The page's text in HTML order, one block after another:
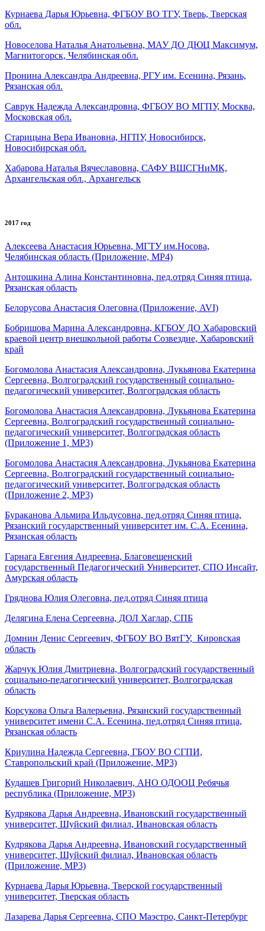
Курнаева Дарья Юрьевна, ФГБОУ ВО ТГУ, Тверь, Тверская
обл.
Новоселова Наталья Анатольевна, МАУ ДО ДЮЦ Максимум,
Магнитогорск, Челябинская обл.
Пронина Александра Андреевна, РГУ им. Есенина, Рязань,
Рязанская обл.
Саврук Надежда Александровна, ФГБОУ ВО МГПУ, Москва,
Московская обл.
Старицына Вера Ивановна, НГПУ, Новосибирск,
Новосибирская обл.
Хабарова Наталья Вячеславовна, САФУ ВШСГНиМК,
Архангельская обл., Архангельск
2017 год
Алексеева Анастасия Юрьевна, МГТУ им.Носова,
Челябинская область (Приложение, MP4)
Антошкина Алина Константиновна, пед.отряд Синяя птица,
Рязанская область
Белорусова Анастасия Олеговна (Приложение, AVI)
Бобришова Марина Александровна, КГБОУ ДО Хабаровский
краевой центр внешкольной работы Созвездие, Хабаровский
край
Богомолова Анастасия Александровна, Лукьянова Екатерина
Сергеевна, Волгоградский государственный социально-
педагогический университет, Волгоградская область
Богомолова Анастасия Александровна, Лукьянова Екатерина
Сергеевна, Волгоградский государственный социально-
педагогический университет, Волгоградская область
(Приложение 1, MP3)
Богомолова Анастасия Александровна, Лукьянова Екатерина
Сергеевна, Волгоградский государственный социально-
педагогический университет, Волгоградская область
(Приложение 2, MP3)
Бураканова Альмира Ильдусовна, пед.отряд Синяя птица,
Рязанский государственный университет им. С.А. Есенина,
Рязанская область
Гарнага Евгения Андреевна, Благовещенский
государственный Педагогический Университет, СПО Инсайт,
Амурская область
Гряднова Юлия Олеговна, пед.отряд Синяя птица
Делягина Елена Сергеевна, ДОЛ Хаглар, СПБ
Домнин Денис Сергеевич, ФГБОУ ВО ВятГУ,_Кировская
область
Жарчук Юлия Дмитриевна, Волгоградский государственный
социально-педагогический университет, Волгоградская
область
Корсукова Ольга Валерьевна, Рязанский государственный
университет имени С.А. Есенина, пед.отряд Синяя птица,
Рязанская область
Криулина Надежда Сергеевна, ГБОУ ВО СГПИ,
Ставропольский край (Приложение, MP3)
Кудашев Григорий Николаевич, АНО ОДООЦ Ребячья
республика (Приложение, MP3)
Кудрякова Дарья Андреевна, Ивановский государственный
университет, Шуйский филиал, Ивановская область
Кудрякова Дарья Андреевна, Ивановский государственный
университет, Шуйский филиал, Ивановская область
(Приложение, MP3)
Курнаева Дарья Юрьевна, Тверской государственный
университет, Тверская область
Лазарева Дарья Сергеевна, СПО Маэстро, Санкт-Петербург